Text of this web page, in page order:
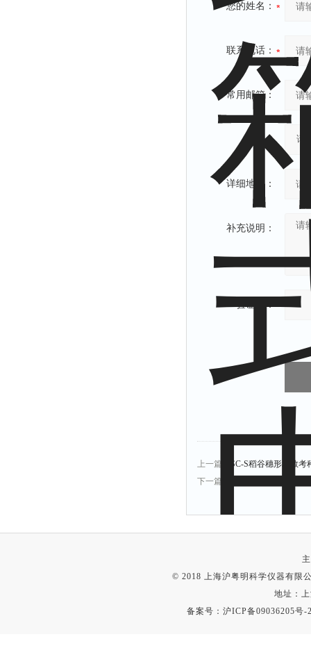
您的姓名：
联系电话：
常用邮箱：
省份：
详细地址：
补充说明：
验证码：
上一篇：
SC-S稻谷穗形粒数考
下一篇：
© 2018 上海沪粤明科学仪器有限
地址：
备案号：沪ICP备09036205号-